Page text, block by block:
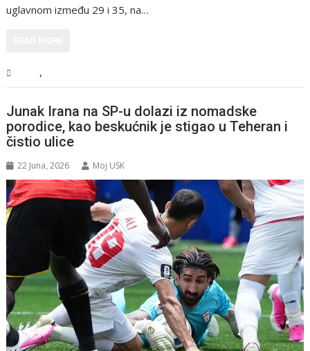
uglavnom između 29 i 35, na…
,
Junak Irana na SP-u dolazi iz nomadske
porodice, kao beskućnik je stigao u Teheran i
čistio ulice
22 Juna, 2026 Moj USK